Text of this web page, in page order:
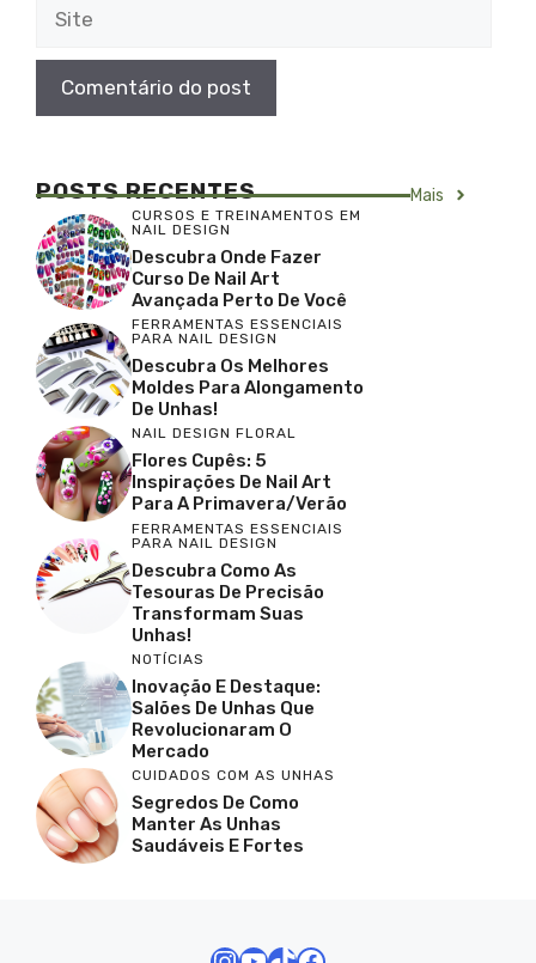
POSTS RECENTES Mais
CURSOS E TREINAMENTOS EM
NAIL DESIGN
Descubra Onde Fazer
Curso De Nail Art
Avançada Perto De Você
FERRAMENTAS ESSENCIAIS
PARA NAIL DESIGN
Descubra Os Melhores
Moldes Para Alongamento
De Unhas!
NAIL DESIGN FLORAL
Flores Cupês: 5
Inspirações De Nail Art
Para A Primavera/Verão
FERRAMENTAS ESSENCIAIS
PARA NAIL DESIGN
Descubra Como As
Tesouras De Precisão
Transformam Suas
Unhas!
NOTÍCIAS
Inovação E Destaque:
Salões De Unhas Que
Revolucionaram O
Mercado
CUIDADOS COM AS UNHAS
Segredos De Como
Manter As Unhas
Saudáveis E Fortes